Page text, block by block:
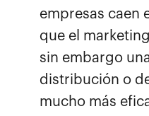
empresas caen
que el
sin embargo
distribución o
mucho más